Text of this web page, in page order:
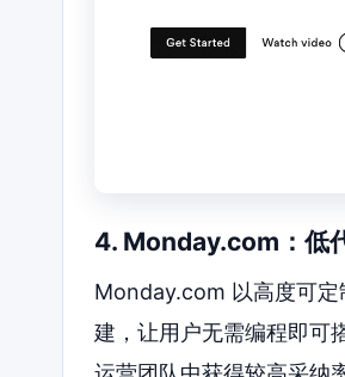
4. Monday.com：低
Monday.com 以高度可定
建，让用户无需编程即可